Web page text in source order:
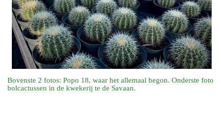
Bovenste 2 fotos: Popo 18, waar het allemaal begon. Onderste foto
bolcactussen in de kwekerij te de Savaan.